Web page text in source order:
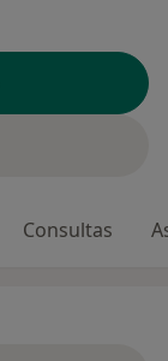
Consultas